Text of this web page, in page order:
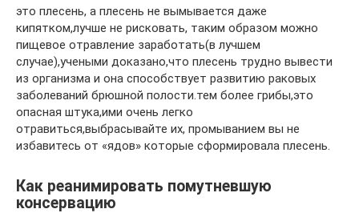
это плесень, а плесень не вымывается даже
кипятком,лучше не рисковать, таким образом можно
пищевое отравление заработать(в лучшем
случае),учеными доказано,что плесень трудно вывести
из организма и она способствует развитию раковых
заболеваний брюшной полости.тем более грибы,это
опасная штука,ими очень легко
отравиться,выбрасывайте их, промыванием вы не
избавитесь от «ядов» которые сформировала плесень.
Как реанимировать помутневшую
консервацию